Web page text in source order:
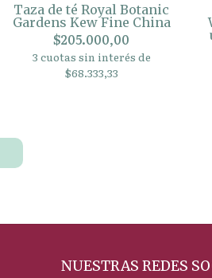
Taza de té Royal Botanic
Gardens Kew Fine China
$205.000,00
3 cuotas sin interés de
$68.333,33
NUESTRAS REDES